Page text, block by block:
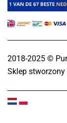
2018-2025 ©
Sklep stworzony